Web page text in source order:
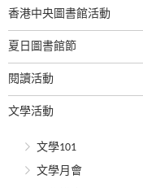
香港中央圖書館活動
夏日圖書館節
閱讀活動
文學活動
文學101
文學月會